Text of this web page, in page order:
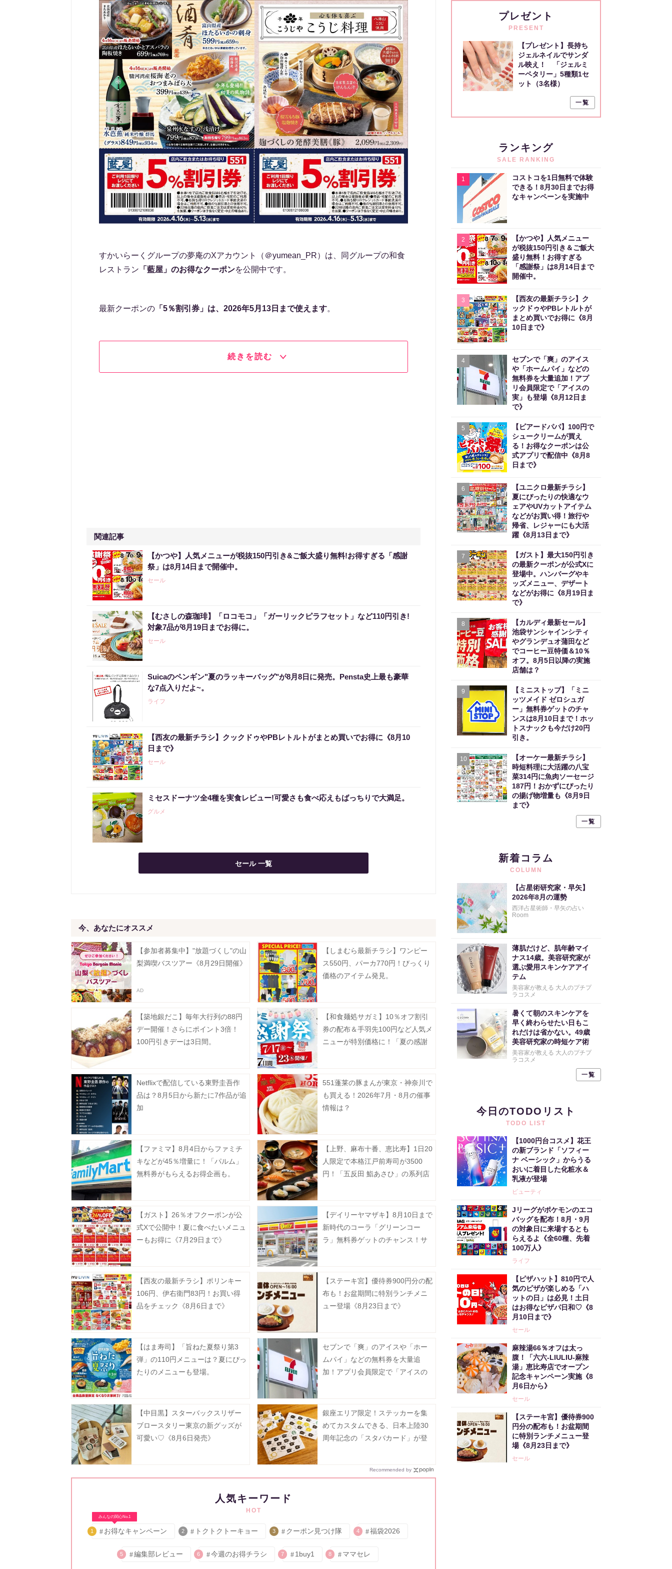
すかいらーくグループの夢庵のXアカウント（＠yumean_PR）は、同グループの和食
レストラン 「藍屋」のお得なクーポンを公開中です。
最新クーポンの 「5％割引券」は、2026年5月13日まで使えます。
続きを読む
関連記事
【かつや】人気メニューが税抜150円引き&ご飯大盛り無料!お得すぎる「感謝
祭」は8月14日まで開催中。
セール
【むさしの森珈琲】「ロコモコ」「ガーリックピラフセット」など110円引き!
対象7品が8月19日までお得に。
セール
Suicaのペンギン"夏のラッキーバッグ"が8月8日に発売。Pensta史上最も豪華
な7点入りだよ~。
ライフ
【西友の最新チラシ】クックドゥやPBレトルトがまとめ買いでお得に《8月10
日まで》
セール
ミセスドーナツ全4種を実食レビュー!可愛さも食べ応えもばっちりで大満足。
グルメ
セール 一覧
今、あなたにオススメ
【参加者募集中】"放題づくし"の山
梨満喫バスツアー《8月29日開催》
【しまむら最新チラシ】ワンピー
ス550円、パーカ770円！びっくり
価格のアイテム発見。
【築地銀だこ】毎年大行列の88円
デー開催！さらにポイント3倍！
100円引きデーは3日間。
【和食麺処サガミ】10％オフ割引
券の配布＆手羽先100円など人気メ
ニューが特別価格に！「夏の感謝
Netflixで配信している東野圭吾作
品は？8月5日から新たに7作品が追
加
551蓬莱の豚まんが東京・神奈川で
も買える！2026年7月・8月の催事
情報は？
【ファミマ】8月4日からファミチ
キなどが45％増量に！「パルム」
無料券がもらえるお得企画も。
【上野、麻布十番、恵比寿】1日20
人限定で本格江戸前寿司が3500
円！「五反田 鮨あさひ」の系列店
【ガスト】26％オフクーポンが公
式Xで公開中！夏に食べたいメニュ
ーもお得に《7月29日まで》
【デイリーヤマザキ】8月10日まで
新時代のコーラ「グリーンコー
ラ」無料券ゲットのチャンス！サ
【西友の最新チラシ】ポリンキー
106円、伊右衛門83円！お買い得
品をチェック《8月6日まで》
【ステーキ宮】優待券900円分の配
布も！お盆期間に特別ランチメニ
ュー登場《8月23日まで》
【はま寿司】「旨ねた夏祭り第3
弾」の110円メニューは？夏にぴっ
たりのメニューも登場。
セブンで「爽」のアイスや「ホー
ムパイ」などの無料券を大量追
加！アプリ会員限定で「アイスの
【中目黒】スターバックスリザー
ブロースタリー東京の新グッズが
可愛い♡《8月6日発売》
銀座エリア限定！ステッカーを集
めてカスタムできる、日本上陸30
周年記念の「スタバカード」が登
Recommended by
人気キーワード
HOT
みんなの関心No.1
1 お得なキャンペーン 2 トクトクトーキョー 3 クーポン見つけ隊 4 福袋2026
5 編集部レビュー 6 今週のお得チラシ 7 1buy1 8 ママセレ
プレゼント
PRESENT
【プレゼント】長持ち
ジェルネイルでサンダ
ル映え！ 「ジェルミ
ーペタリー」5種類1セ
ット（3名様）
一覧
ランキング
SALE RANKING
1
コストコを1日無料で体験
できる！8月30日までお得
なキャンペーンを実施中
2
【かつや】人気メニュー
が税抜150円引き＆ご飯大
盛り無料！お得すぎる
「感謝祭」は8月14日まで
開催中。
3
【西友の最新チラシ】ク
ックドゥやPBレトルトが
まとめ買いでお得に《8月
10日まで》
4
セブンで「爽」のアイス
や「ホームパイ」などの
無料券を大量追加！アプ
リ会員限定で「アイスの
実」も登場《8月12日ま
で》
5
【ビアードパパ】100円で
シュークリームが買え
る！お得なクーポンは公
式アプリで配信中《8月8
日まで》
6
【ユニクロ最新チラシ】
夏にぴったりの快適なウ
ェアやUVカットアイテム
などがお買い得！旅行や
帰省、レジャーにも大活
躍《8月13日まで》
7
【ガスト】最大150円引き
の最新クーポンが公式Xに
登場中。ハンバーグやキ
ッズメニュー、デザート
などがお得に《8月19日ま
で》
8
【カルディ最新セール】
池袋サンシャインシティ
やグランデュオ蒲田など
でコーヒー豆特価＆10％
オフ。8月5日以降の実施
店舗は？
9
【ミニストップ】「ミニ
ッツメイド ゼロシュガ
ー」無料券ゲットのチャ
ンスは8月10日まで！ホッ
トスナックも今だけ20円
引き。
10
【オーケー最新チラシ】
時短料理に大活躍の八宝
菜314円に魚肉ソーセージ
187円！おかずにぴったり
の揚げ物増量も《8月9日
まで》
一覧
新着コラム
COLUMN
【占星術研究家・早矢】
2026年8月の運勢
西洋占星術師・早矢の占い
Room
薄肌だけど、肌年齢マイ
ナス14歳。美容研究家が
選ぶ愛用スキンケアアイ
テム
美容家が教える 大人のプチプ
ラコスメ
暑くて朝のスキンケアを
早く終わらせたい日もこ
れだけは省かない。49歳
美容研究家の時短ケア術
美容家が教える 大人のプチプ
ラコスメ
一覧
今日のTODOリスト
TODO LIST
【1000円台コスメ】花王
の新ブランド「ソフィー
ナ ベーシック」からうる
おいに着目した化粧水＆
乳液が登場
ビューティ
Jリーグがポケモンのエコ
バッグを配布！8月・9月
の対象日に来場するとも
らえるよ《全60種、先着
100万人》
ライフ
【ピザハット】810円で人
気のピザが楽しめる「ハ
ットの日」は必見！土日
はお得なピザパ日和♡《8
月10日まで》
セール
麻辣湯66％オフは太っ
腹！「六六-LIULIU-麻辣
湯」恵比寿店でオープン
記念キャンペーン実施《8
月6日から》
セール
【ステーキ宮】優待券900
円分の配布も！お盆期間
に特別ランチメニュー登
場《8月23日まで》
セール